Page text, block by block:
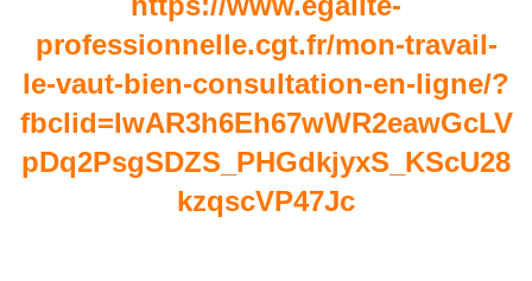
professionnelle.cgt.fr/mon-travail-
le-vaut-bien-consultation-en-ligne/?
fbclid=IwAR3h6Eh67wWR2eawGcLV
pDq2PsgSDZS_PHGdkjyxS_KScU28
kzqscVP47Jc